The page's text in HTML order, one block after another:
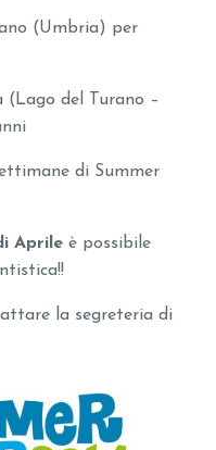
(Umbria) per
(Lago del Turano –
di Summer
Aprile è possibile
la segreteria di